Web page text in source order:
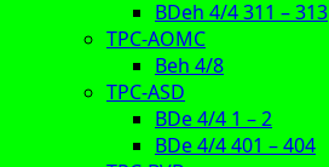
BDeh 4/4 311 – 313
TPC-AOMC
Beh 4/8
TPC-ASD
BDe 4/4 1 – 2
BDe 4/4 401 – 404